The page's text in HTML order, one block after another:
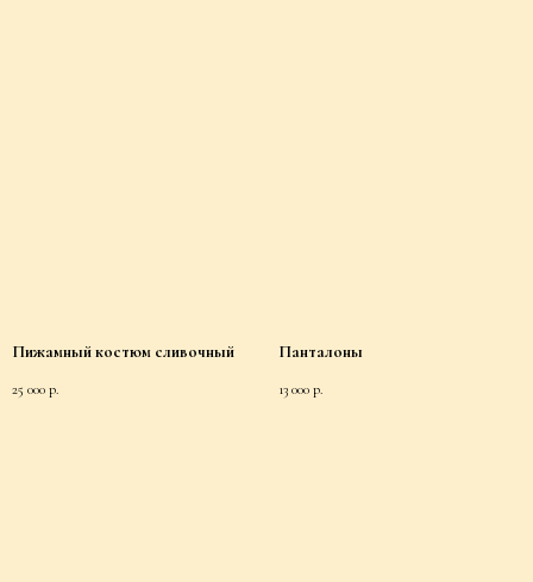
Пижамный костюм сливочный
25 000 р.
Панталоны
13 000 р.